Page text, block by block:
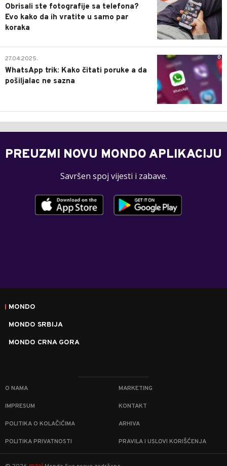
Obrisali ste fotografije sa telefona?
Evo kako da ih vratite u samo par
koraka
0
27.04.2025.
WhatsApp trik: Kako čitati poruke a da
pošiljalac ne sazna
PREUZMI NOVU MONDO APLIKACIJU
Savršen spoj vijesti i zabave.
MONDO
MONDO SRBIJA
MONDO CRNA GORA
O NAMA MARKETING
IMPRESUM KONTAKT
POLITIKA O KOLAČIĆIMA ARHIVA
POLITIKA PRIVATNOSTI PRAVILA I USLOVI KORIŠĆENJA